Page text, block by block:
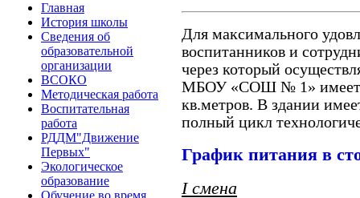
Главная
История школы
Сведения об
образовательной
организации
ВСОКО
Методическая работа
Воспитательная
работа
РДДМ"Движение
Первых"
Экологическое
образование
Обучение во время
Для максимального
воспитанников и
через который
МБОУ «СОШ № 1» имеет
кв.метров. В здании
полный цикл
График питания в
I смена